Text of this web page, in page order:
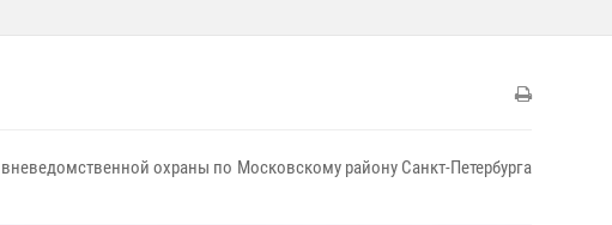
охраны по Московскому району Санкт-Петербурга